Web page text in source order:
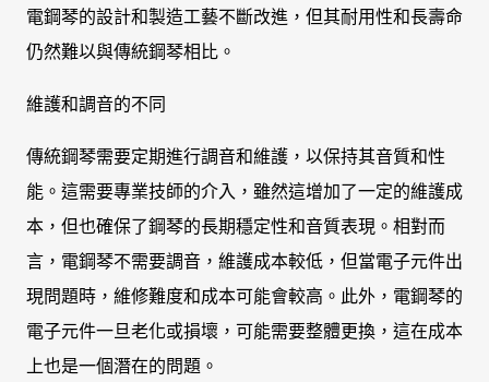
電鋼琴的設計和製造工藝不斷改進，但其耐用性和長壽命
仍然難以與傳統鋼琴相比。
維護和調音的不同
傳統鋼琴需要定期進行調音和維護，以保持其音質和性
能。這需要專業技師的介入，雖然這增加了一定的維護成
本，但也確保了鋼琴的長期穩定性和音質表現。相對而
言，電鋼琴不需要調音，維護成本較低，但當電子元件出
現問題時，維修難度和成本可能會較高。此外，電鋼琴的
電子元件一旦老化或損壞，可能需要整體更換，這在成本
上也是一個潛在的問題。